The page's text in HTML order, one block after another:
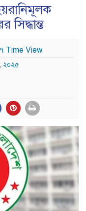
সিদ্ধান্ত
Time View
২০২৫